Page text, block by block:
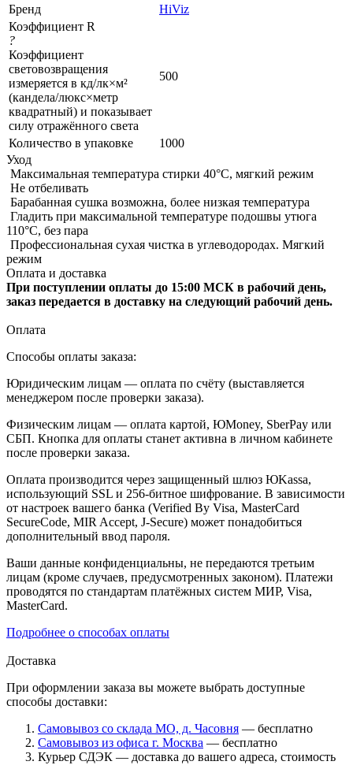
Бренд
HiViz
Коэффициент R
?
Коэффициент
световозвращения
измеряется в кд/лк×м²
(кандела/люкс×метр
квадратный) и показывает
силу отражённого света
500
Количество в упаковке
1000
Уход
Максимальная температура стирки 40°C, мягкий режим
Не отбеливать
Барабанная сушка возможна, более низкая температура
Гладить при максимальной температуре подошвы утюга
110°C, без пара
Профессиональная сухая чистка в углеводородах. Мягкий
режим
Оплата и доставка
При поступлении оплаты до 15:00 МСК в рабочий день,
заказ передается в доставку на следующий рабочий день.
Оплата
Способы оплаты заказа:
Юридическим лицам — оплата по счёту (выставляется
менеджером после проверки заказа).
Физическим лицам — оплата картой, ЮMoney, SberPay или
СБП. Кнопка для оплаты станет активна в личном кабинете
после проверки заказа.
Оплата производится через защищенный шлюз ЮKassa,
использующий SSL и 256-битное шифрование. В зависимости
от настроек вашего банка (Verified By Visa, MasterCard
SecureCode, MIR Accept, J-Secure) может понадобиться
дополнительный ввод пароля.
Ваши данные конфиденциальны, не передаются третьим
лицам (кроме случаев, предусмотренных законом). Платежи
проводятся по стандартам платёжных систем МИР, Visa,
MasterCard.
Подробнее о способах оплаты
Доставка
При оформлении заказа вы можете выбрать доступные
способы доставки:
Самовывоз со склада МО, д. Часовня — бесплатно
Самовывоз из офиса г. Москва — бесплатно
Курьер СДЭК — доставка до вашего адреса, стоимость